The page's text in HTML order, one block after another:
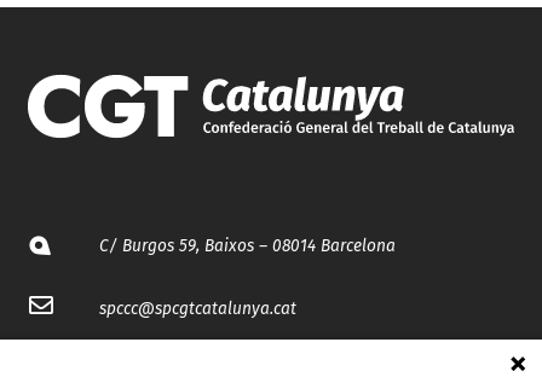
C/ Burgos 59, Baixos – 08014 Barcelona
spccc@spcgtcatalunya.cat